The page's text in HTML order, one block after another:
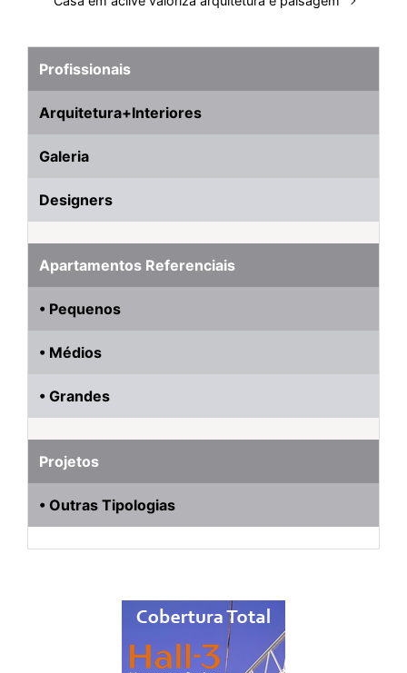
Profissionais
Arquitetura+Interiores
Galeria
Designers
Apartamentos Referenciais
• Pequenos
• Médios
• Grandes
Projetos
• Outras Tipologias